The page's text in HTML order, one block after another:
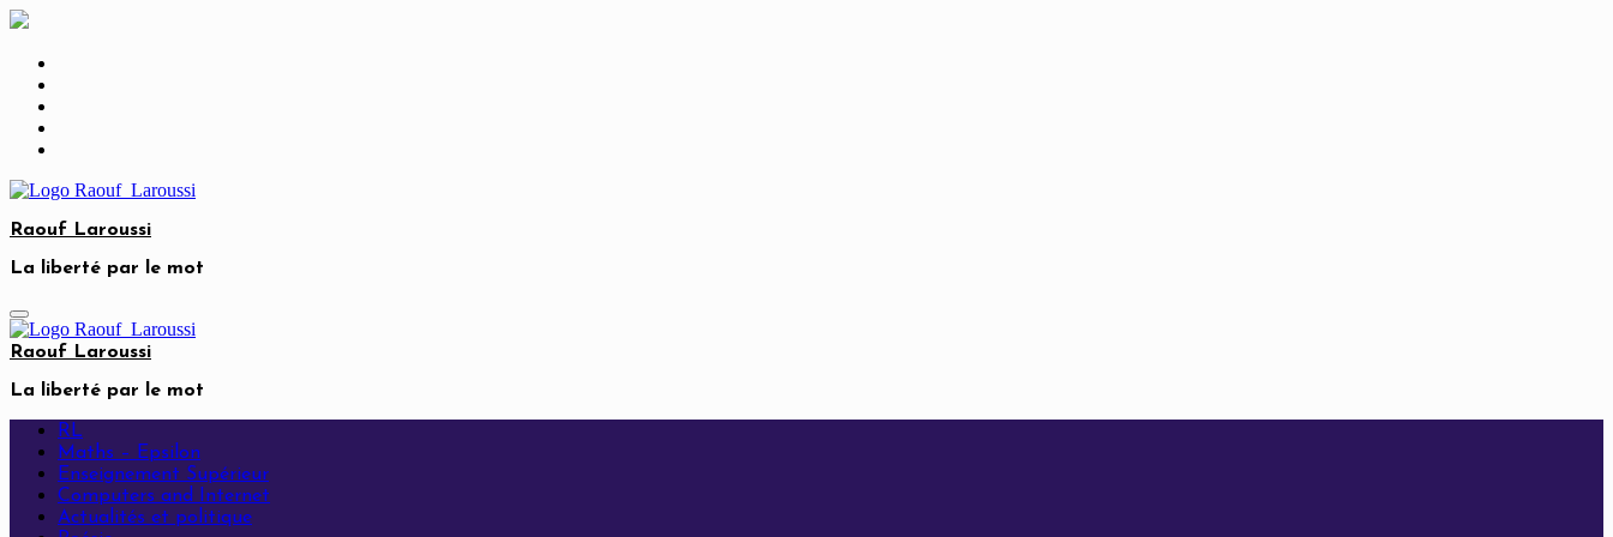
Skip
content
Raouf Laroussi
La liberté par le mot
Raouf Laroussi
La liberté par le mot
RL
Maths – Epsilon
Enseignement Supérieur
Computers and Internet
Actualités et politique